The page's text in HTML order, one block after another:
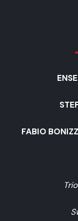
FABIO